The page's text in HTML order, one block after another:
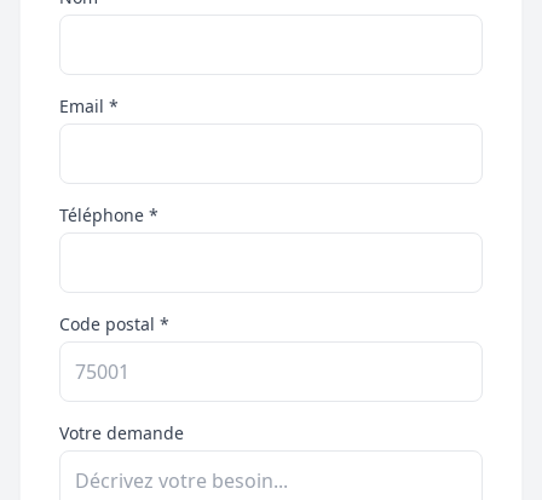
Email *
Téléphone *
Code postal *
Votre demande